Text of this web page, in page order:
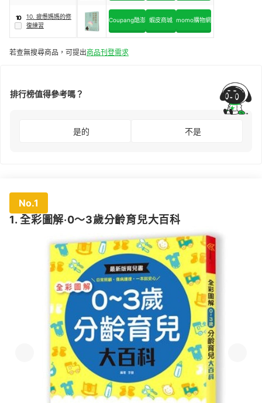
10
10. 疲憊媽媽的修
復練習
Coupang酷澎 蝦皮商城 momo購物網
若查無搜尋商品，可提出商品刊登需求
排行榜值得參考嗎？
是的 不是
No.1
1. 全彩圖解‧0～3歲分齡育兒大百科